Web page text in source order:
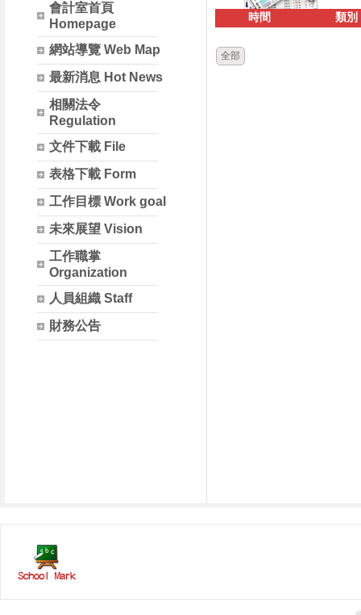
會計室首頁
Homepage
網站導覽 Web Map
最新消息 Hot News
相關法令
Regulation
文件下載 File
表格下載 Form
工作目標 Work goal
未來展望 Vision
工作職掌
Organization
人員組織 Staff
財務公告
時間 類別
全部